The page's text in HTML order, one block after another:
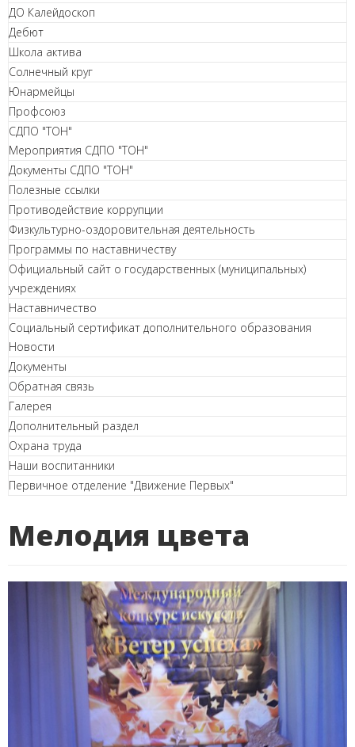
ДО Калейдоскоп
Дебют
Школа актива
Солнечный круг
Юнармейцы
Профсоюз
СДПО "ТОН"
Мероприятия СДПО "ТОН"
Документы СДПО "ТОН"
Полезные ссылки
Противодействие коррупции
Физкультурно-оздоровительная деятельность
Программы по наставничеству
Официальный сайт о государственных (муниципальных)
учреждениях
Наставничество
Социальный сертификат дополнительного образования
Новости
Документы
Обратная связь
Галерея
Дополнительный раздел
Охрана труда
Наши воспитанники
Первичное отделение "Движение Первых"
Мелодия цвета